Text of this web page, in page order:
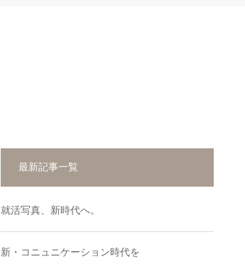
最新記事一覧
就活写真、新時代へ。
新・コニュニケーション時代を